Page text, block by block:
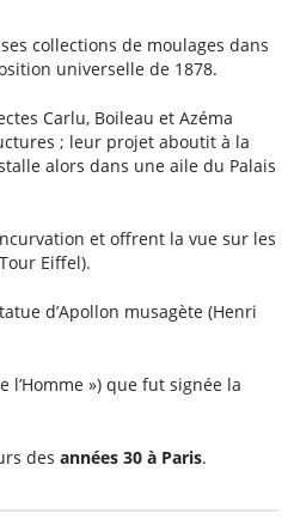
collections de moulages dans
universelle de 1878.
Carlu, Boileau et Azéma
; leur projet aboutit à la
alors dans une aile du Palais
et offrent la vue sur les
Eiffel).
d’Apollon musagète (Henri
l’Homme ») que fut signée la
des années 30 à Paris.